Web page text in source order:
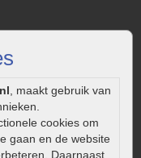
, maakt gebruik van
cookies om
gaan en de website
Daarnaast